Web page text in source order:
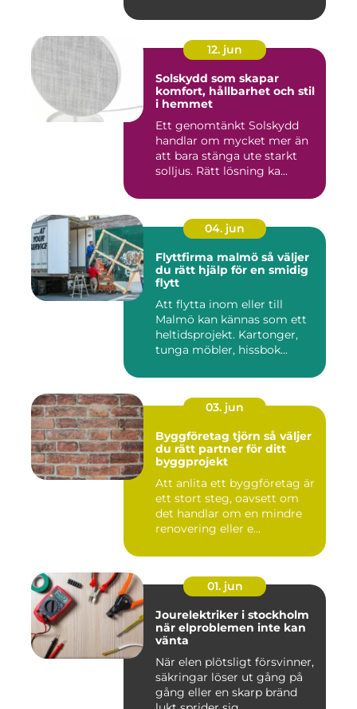
12. jun
Solskydd som skapar
komfort, hållbarhet och stil
i hemmet
Ett genomtänkt Solskydd
handlar om mycket mer än
att bara stänga ute starkt
solljus. Rätt lösning ka...
04. jun
Flyttfirma malmö så väljer
du rätt hjälp för en smidig
flytt
Att flytta inom eller till
Malmö kan kännas som ett
heltidsprojekt. Kartonger,
tunga möbler, hissbok...
03. jun
Byggföretag tjörn så väljer
du rätt partner för ditt
byggprojekt
Att anlita ett byggföretag är
ett stort steg, oavsett om
det handlar om en mindre
renovering eller e...
01. jun
Jourelektriker i stockholm
när elproblemen inte kan
vänta
När elen plötsligt försvinner,
säkringar löser ut gång på
gång eller en skarp bränd